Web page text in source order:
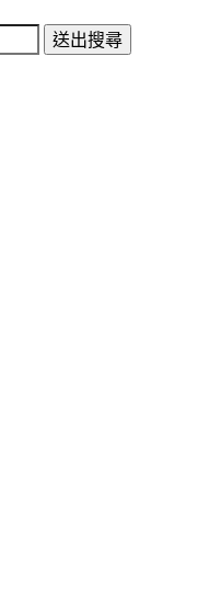
送出搜尋